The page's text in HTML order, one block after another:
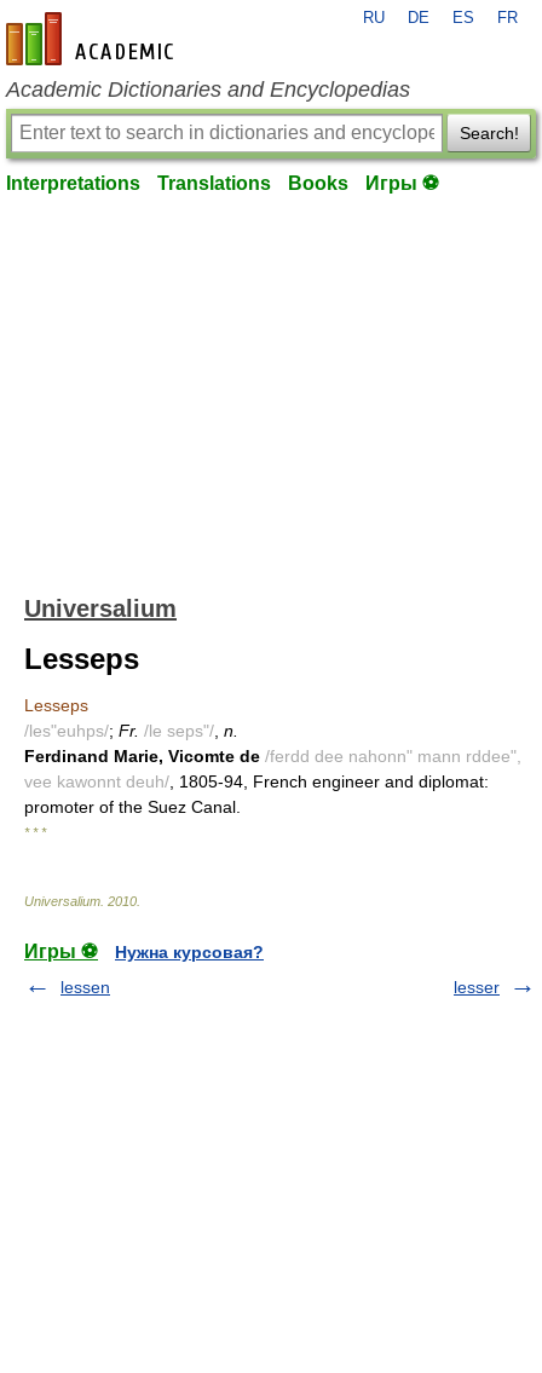
en-academic.com
RU DE ES FR
Academic Dictionaries and Encyclopedias
Search!
Interpretations Translations Books Игры ⚽
Universalium
Lesseps
Lesseps
/les"euhps/; Fr. /le seps"/ n.
Ferdinand Marie, Vicomte de /ferdd dee nahonn" mann rddee",
vee kawonnt deuh/ , 1805-94, French engineer and diplomat:
promoter of the Suez Canal.
* * *
Universalium 2010
Игры ⚽
Нужна курсовая?
lessen
lesser